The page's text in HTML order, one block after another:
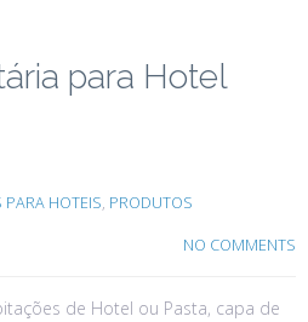
para Hotel
PARA HOTEIS, PRODUTOS
NO COMMENTS
de Hotel ou Pasta, capa de